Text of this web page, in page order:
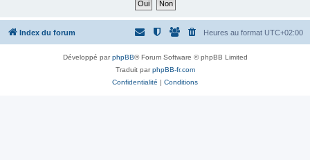
Index du forum Heures au format UTC+02:00
Développé parphpBB® Forum Software © phpBB Limited
Traduit parphpBB-fr.com
Confidentialité | Conditions